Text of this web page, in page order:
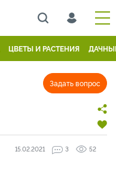
ЦВЕТЫ И РАСТЕНИЯ
Задать вопрос
15.02.2021 3 52